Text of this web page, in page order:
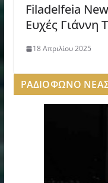
Filadelfeia
Ευχές Γιάννη
18 Απριλίου 2025
ΡΑΔΙΟΦΩΝΟ